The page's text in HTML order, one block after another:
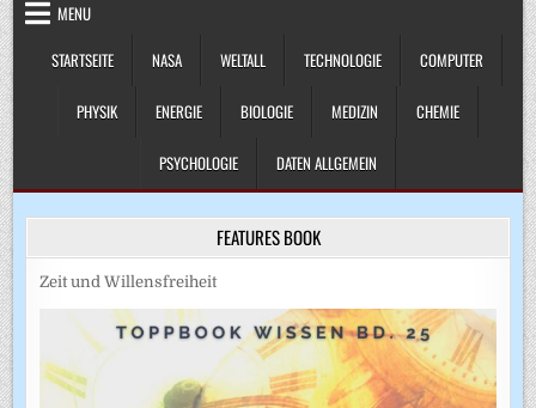
MENU
STARTSEITE
NASA WELTALL TECHNOLOGIE COMPUTER
PHYSIK ENERGIE BIOLOGIE MEDIZIN CHEMIE
PSYCHOLOGIE DATEN ALLGEMEIN
FEATURES BOOK
Zeit und Willensfreiheit